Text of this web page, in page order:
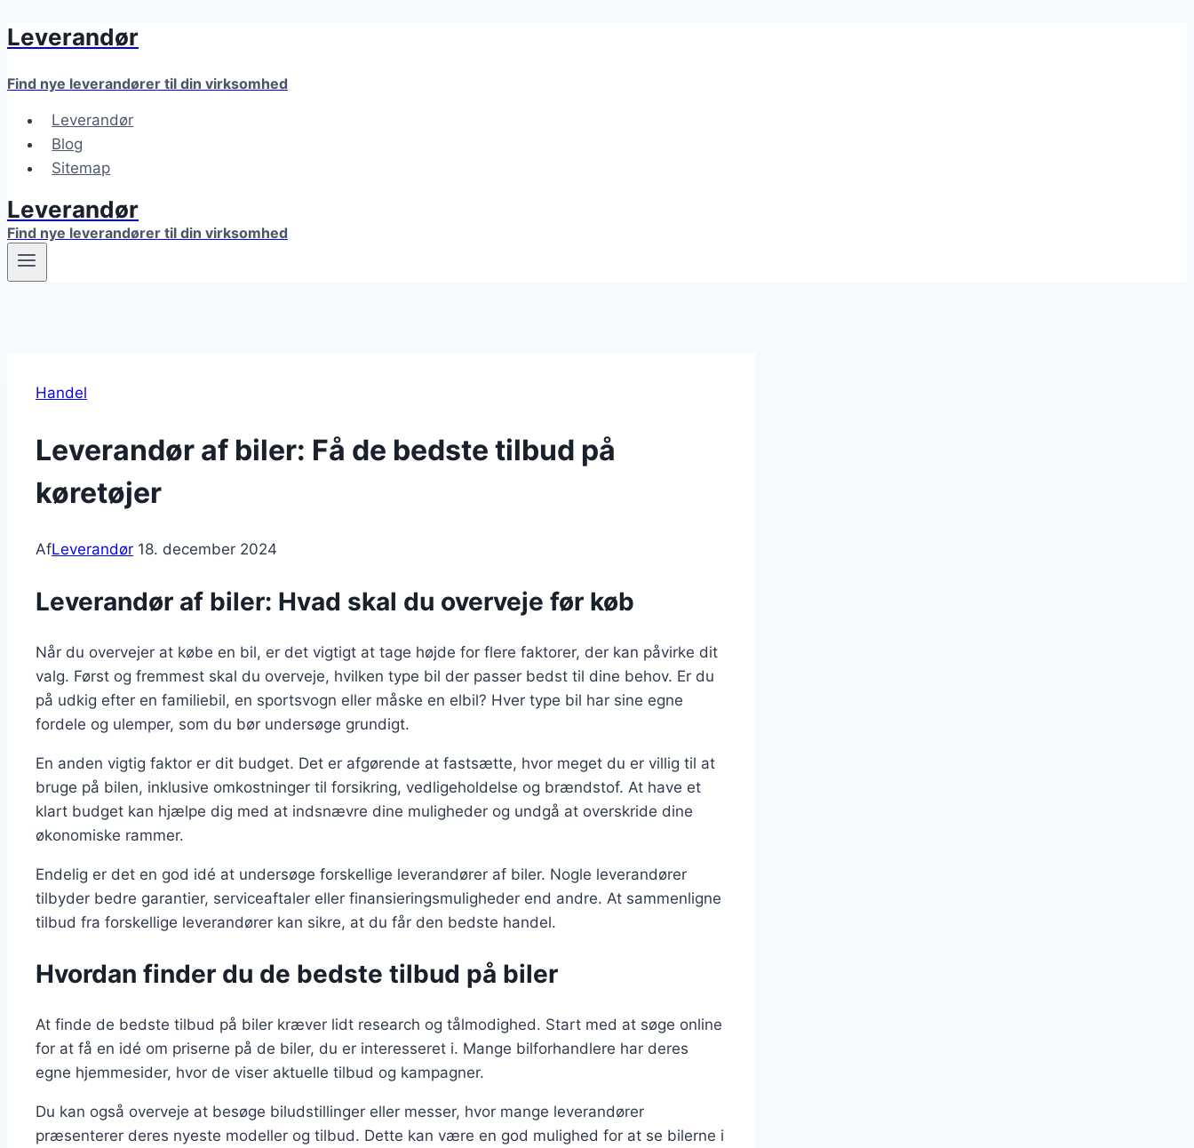
Fortsæt
indhold
Leverandør
Find nye leverandører til din virksomhed
Leverandør
Blog
Sitemap
Leverandør
Find nye leverandører til din virksomhed
Handel
Leverandør af biler: Få de bedste tilbud på
køretøjer
AfLeverandør 18. december 2024
Leverandør af biler: Hvad skal du overveje før køb
Når du overvejer at købe en bil, er det vigtigt at tage højde for flere faktorer, der kan påvirke dit
valg. Først og fremmest skal du overveje, hvilken type bil der passer bedst til dine behov. Er du
på udkig efter en familiebil, en sportsvogn eller måske en elbil? Hver type bil har sine egne
fordele og ulemper, som du bør undersøge grundigt.
En anden vigtig faktor er dit budget. Det er afgørende at fastsætte, hvor meget du er villig til at
bruge på bilen, inklusive omkostninger til forsikring, vedligeholdelse og brændstof. At have et
klart budget kan hjælpe dig med at indsnævre dine muligheder og undgå at overskride dine
økonomiske rammer.
Endelig er det en god idé at undersøge forskellige leverandører af biler. Nogle leverandører
tilbyder bedre garantier, serviceaftaler eller finansieringsmuligheder end andre. At sammenligne
tilbud fra forskellige leverandører kan sikre, at du får den bedste handel.
Hvordan finder du de bedste tilbud på biler
At finde de bedste tilbud på biler kræver lidt research og tålmodighed. Start med at søge online
for at få en idé om priserne på de biler, du er interesseret i. Mange bilforhandlere har deres
egne hjemmesider, hvor de viser aktuelle tilbud og kampagner.
Du kan også overveje at besøge biludstillinger eller messer, hvor mange leverandører
præsenterer deres nyeste modeller og tilbud. Dette kan være en god mulighed for at se bilerne i